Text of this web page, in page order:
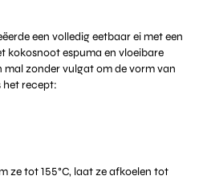
een volledig eetbaar ei met een
kokosnoot espuma en vloeibare
mal zonder vulgat om de vorm van
het recept:
ze tot 155°C, laat ze afkoelen tot